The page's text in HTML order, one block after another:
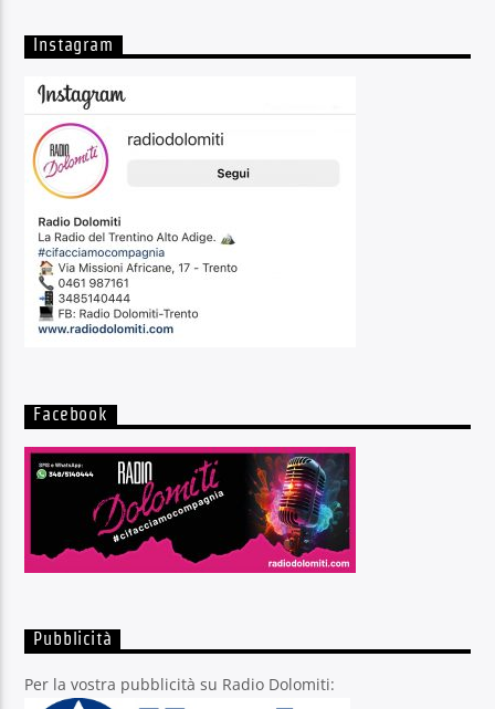
Instagram
Facebook
Pubblicità
Per la vostra pubblicità su Radio Dolomiti: